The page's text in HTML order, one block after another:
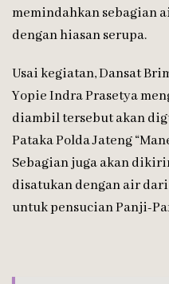
memindahkan sebagian
dengan hiasan serupa.
Usai kegiatan, Dansat
Yopie Indra Prasetya
diambil tersebut akan
Pataka Polda Jateng
Sebagian juga akan
disatukan dengan air
untuk pensucian Panji-